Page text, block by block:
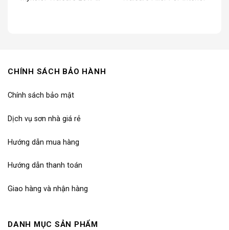
CHÍNH SÁCH BẢO HÀNH
Chính sách bảo mật
Dịch vụ sơn nhà giá rẻ
Hướng dẫn mua hàng
Hướng dẫn thanh toán
Giao hàng và nhận hàng
DANH MỤC SẢN PHẨM